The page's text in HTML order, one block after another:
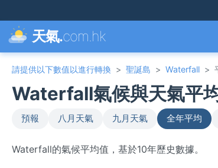
天氣.com.hk
請提供以下數值以進行轉換 > 聖誕島 > Waterfall >
Waterfall氣候與天氣平
預報 八月天氣 九月天氣 全年平均
Waterfall的氣候平均值，基於10年歷史數據。